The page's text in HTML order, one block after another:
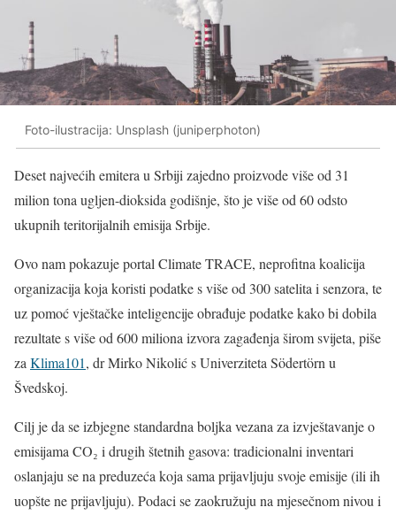
Foto-ilustracija: Unsplash (juniperphoton)
Deset najvećih emitera u Srbiji zajedno proizvode više od 31
milion tona ugljen-dioksida godišnje, što je više od 60 odsto
ukupnih teritorijalnih emisija Srbije.
Ovo nam pokazuje portal Climate TRACE, neprofitna koalicija
organizacija koja koristi podatke s više od 300 satelita i senzora, te
uz pomoć vještačke inteligencije obrađuje podatke kako bi dobila
rezultate s više od 600 miliona izvora zagađenja širom svijeta, piše
zaKlima101, dr Mirko Nikolić s Univerziteta Södertörn u
Švedskoj.
Cilj je da se izbjegne standardna boljka vezana za izvještavanje o
emisijama CO₂ i drugih štetnih gasova: tradicionalni inventari
oslanjaju se na preduzeća koja sama prijavljuju svoje emisije (ili ih
uopšte ne prijavljuju). Podaci se zaokružuju na mjesečnom nivou i